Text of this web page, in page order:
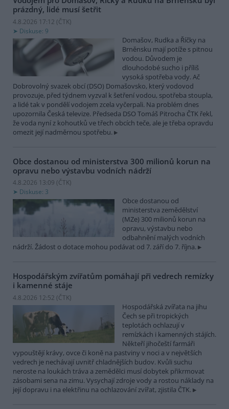
prázdný, lidé musí šetřit
4.8.2026 17:12 (ČTK)
Diskuse: 9
Domašov, Rudka a Říčky na
Brněnsku mají potíže s pitnou
vodou. Důvodem je
dlouhodobé sucho i příliš
vysoká spotřeba vody. Ač
Dobrovolný svazek obcí (DSO) Domašovsko, který vodovod
provozuje, před týdnem vyzval k šetření vodou, spotřeba stoupla,
a lidé tak v pondělí vodojem zcela vyčerpali. Na problém dnes
upozornila Česká televize. Předseda DSO Tomáš Pitrocha ČTK řekl,
že voda nyní z kohoutků ve třech obcích teče, ale je třeba opravdu
omezit její nadměrnou spotřebu.
Obce dostanou od ministerstva 300 milionů korun na
opravu nebo výstavbu vodních nádrží
4.8.2026 13:09 (ČTK)
Diskuse: 3
Obce dostanou od
ministerstva zemědělství
(MZe) 300 milionů korun na
opravu, výstavbu nebo
odbahnění malých vodních
nádrží. Žádost o dotace mohou podávat od 7. září do 7. října.
Hospodářským zvířatům pomáhají při vedrech remízky
i kamenné stáje
4.8.2026 12:52 (ČTK)
Hospodářská zvířata na jihu
Čech se při tropických
teplotách ochlazují v
remízkách i kamenných stájích.
Někteří jihočeští farmáři
vypouštějí krávy, ovce či koně na pastviny v noci a v největších
vedrech je nechávají uvnitř chladnějších budov. Kvůli suchu
neroste na loukách tráva a zemědělci musí dobytek přikrmovat
zásobami sena na zimu. Vysychají zdroje vody a rostou náklady na
její dopravu i na elektřinu na ochlazování zvířat, zjistila ČTK.